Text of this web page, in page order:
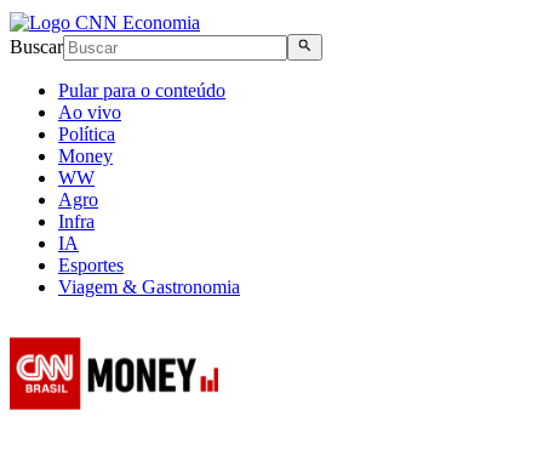
Buscar
Pular para o conteúdo
Ao vivo
Política
Money
WW
Agro
Infra
IA
Esportes
Viagem & Gastronomia